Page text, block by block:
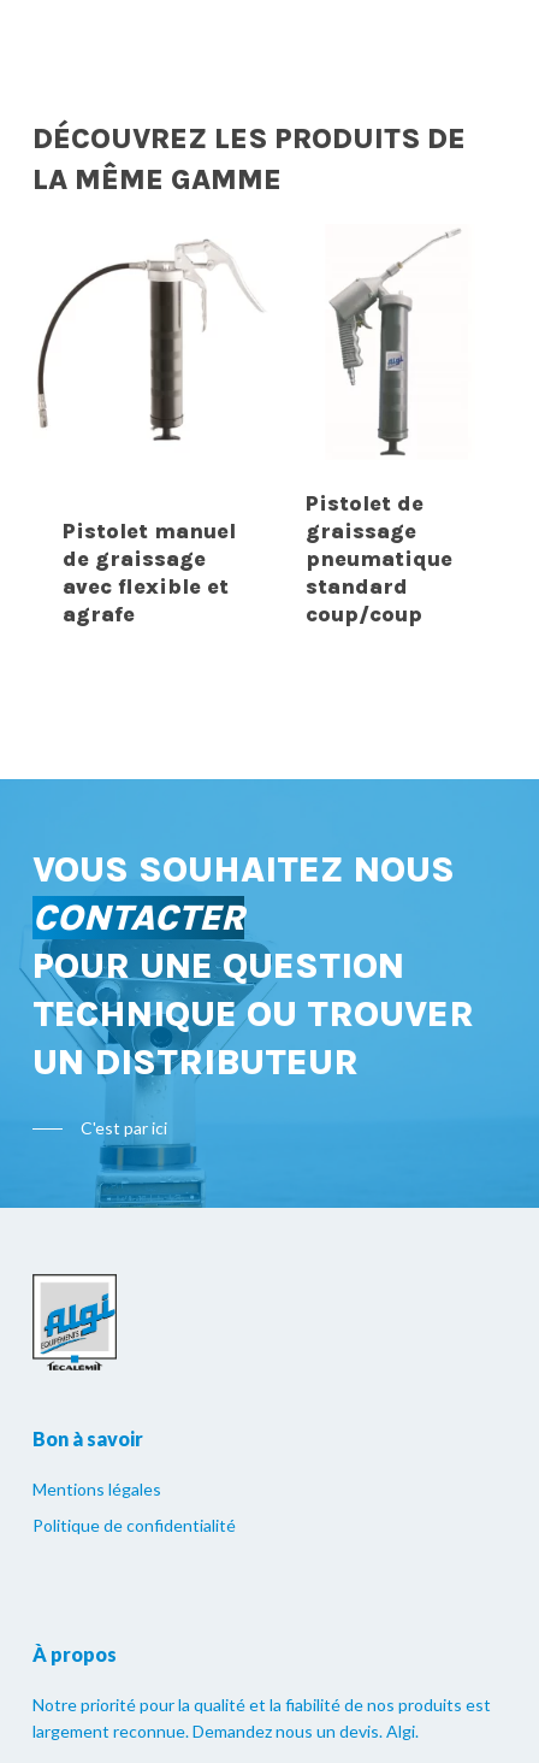
DÉCOUVREZ LES PRODUITS DE
LA MÊME GAMME
Pistolet manuel
de graissage
avec flexible et
agrafe
Pistolet de
graissage
pneumatique
standard
coup/coup
VOUS SOUHAITEZ NOUS
CONTACTER
POUR UNE QUESTION
TECHNIQUE OU TROUVER
UN DISTRIBUTEUR
C'est par ici
Bon à savoir
Mentions légales
Politique de confidentialité
À propos
Notre priorité pour la qualité et la fiabilité de nos produits est
largement reconnue. Demandez nous un devis. Algi.